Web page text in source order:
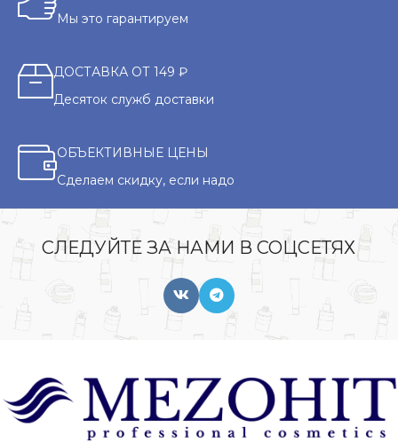
Мы это гарантируем
ДОСТАВКА ОТ 149 ₽
Десяток служб доставки
ОБЪЕКТИВНЫЕ ЦЕНЫ
Сделаем скидку, если надо
СЛЕДУЙТЕ ЗА НАМИ В СОЦСЕТЯХ